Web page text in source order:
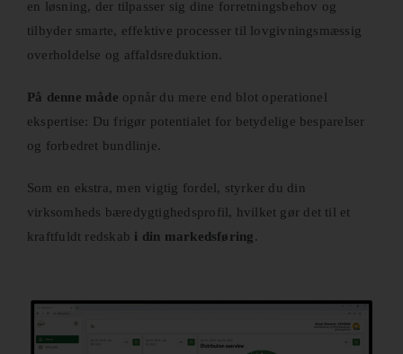
en løsning, der tilpasser sig dine forretningsbehov og
tilbyder smarte, effektive processer til lovgivningsmæssig
overholdelse og affaldsreduktion.
På denne måde opnår du mere end blot operationel
ekspertise: Du frigør potentialet for betydelige besparelser
og forbedret bundlinje.
Som en ekstra, men vigtig fordel, styrker du din
virksomheds bæredygtighedsprofil, hvilket gør det til et
kraftfuldt redskab i din markedsføring.